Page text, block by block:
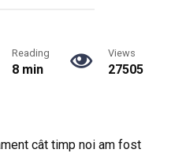
Reading
8 min
Views
27505
cât timp noi am fost